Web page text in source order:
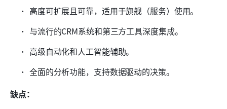
高度可扩展且可靠，适用于旗舰（服务）使用。
与流行的CRM系统和第三方工具深度集成。
高级自动化和人工智能辅助。
全面的分析功能，支持数据驱动的决策。
缺点：